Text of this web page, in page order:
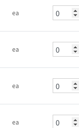
ea
ea
ea
ea